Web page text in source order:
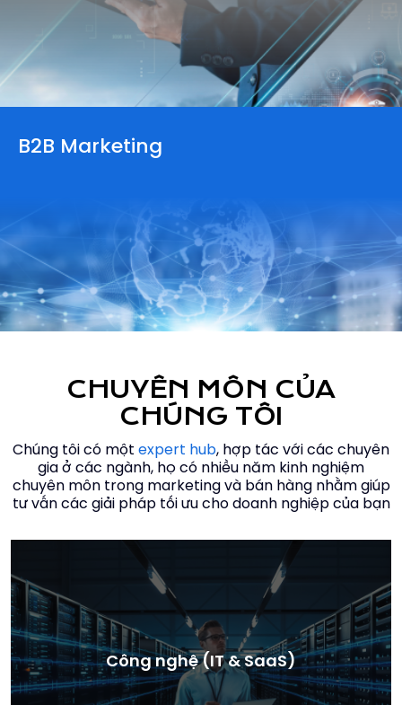
B2B Marketing
CHUYÊN MÔN CỦA
CHÚNG TÔI
Chúng tôi có một expert hub, hợp tác với các chuyên
gia ở các ngành, họ có nhiều năm kinh nghiệm
chuyên môn trong marketing và bán hàng nhằm giúp
tư vấn các giải pháp tối ưu cho doanh nghiệp của bạn
Công nghệ (IT & SaaS)